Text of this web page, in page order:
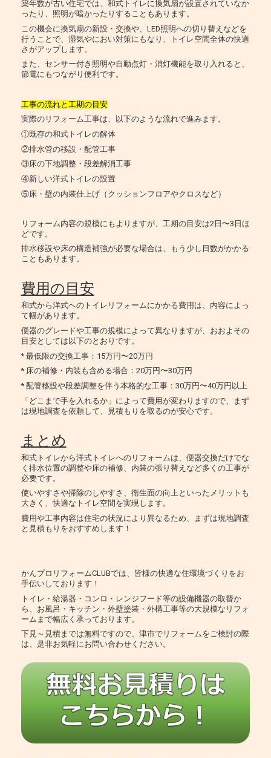
築年数が古い住宅では、和式トイレに換気扇が設置されていなか
ったり、照明が暗かったりすることもあります。
この機会に換気扇の新設・交換や、LED照明への切り替えなどを
行うことで、湿気やにおい対策にもなり、トイレ空間全体の快適
さがアップします。
また、センサー付き照明や自動点灯・消灯機能を取り入れると、
節電にもつながり便利です。
工事の流れと工期の目安
実際のリフォーム工事は、以下のような流れで進みます。
①既存の和式トイレの解体
②排水管の移設・配管工事
③床の下地調整・段差解消工事
④新しい洋式トイレの設置
⑤床・壁の内装仕上げ（クッションフロアやクロスなど）
リフォーム内容の規模にもよりますが、工期の目安は2日〜3日ほ
どです。
排水移設や床の構造補強が必要な場合は、もう少し日数がかかる
こともあります。
費用の目安
和式から洋式へのトイレリフォームにかかる費用は、内容によっ
て幅があります。
便器のグレードや工事の規模によって異なりますが、おおよその
目安としては以下のとおりです。
* 最低限の交換工事：15万円〜20万円
* 床の補修・内装も含める場合：20万円〜30万円
* 配管移設や段差調整を伴う本格的な工事：30万円〜40万円以上
「どこまで手を入れるか」によって費用が変わりますので、まず
は現地調査を依頼して、見積もりを取るのが安心です。
まとめ
和式トイレから洋式トイレへのリフォームは、便器交換だけでな
く排水位置の調整や床の補修、内装の張り替えなど多くの工事が
必要です。
使いやすさや掃除のしやすさ、衛生面の向上といったメリットも
大きく、快適なトイレ空間を実現します。
費用や工事内容は住宅の状況により異なるため、まずは現地調査
と見積もりをおすすめします！
かんプロリフォームCLUBでは、皆様の快適な住環境づくりをお
手伝いしております！
トイレ・給湯器・コンロ・レンジフード等の設備機器の取替か
ら、お風呂・キッチン・外壁塗装・外構工事等の大規模なリフォ
ームまで幅広く承っております。
下見～見積までは無料ですので、津市でリフォームをご検討の際
は、是非お気軽にお問い合わせください。